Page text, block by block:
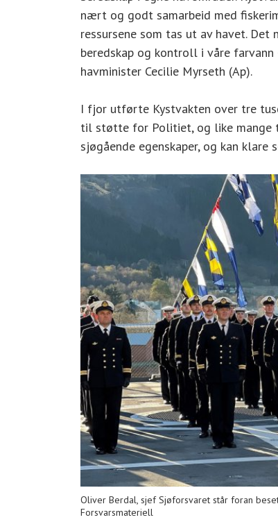
nært og godt samarbeid med
ressursene som tas ut av havet.
beredskap og kontroll i våre
havminister Cecilie Myrseth (Ap).
I fjor utførte Kystvakten over tre
til støtte for Politiet, og like mange
sjøgående egenskaper, og kan
Oliver Berdal, sjef Sjøforsvaret står foran
Forsvarsmateriell